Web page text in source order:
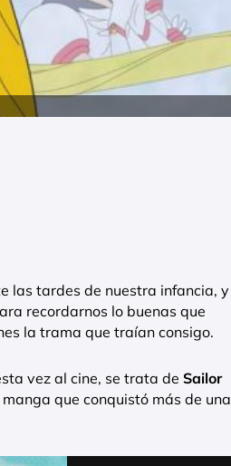
las tardes de nuestra infancia, y
recordarnos lo buenas que
la trama que traían consigo.
vez al cine, se trata de Sailor
que conquistó más de una